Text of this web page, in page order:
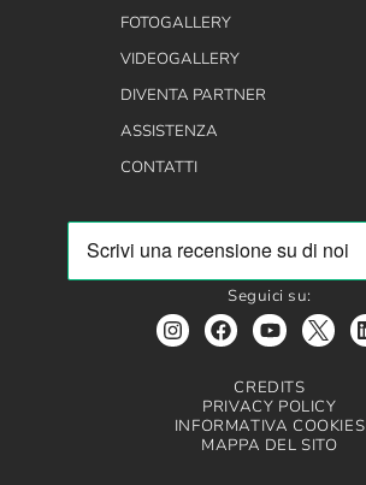
FOTOGALLERY
VIDEOGALLERY
DIVENTA PARTNER
ASSISTENZA
CONTATTI
Seguici su:
CREDITS
PRIVACY POLICY
INFORMATIVA COOKIES
MAPPA DEL SITO